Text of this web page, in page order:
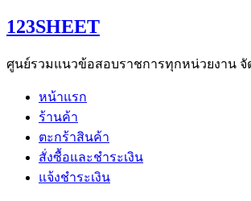
Skip
to
123SHEET
ศูนย์รวมแนวข้อสอบราชการทุกหน่วยงาน จั
หน้าแรก
ร้านค้า
ตะกร้าสินค้า
สั่งซื้อและชำระเงิน
แจ้งชำระเงิน